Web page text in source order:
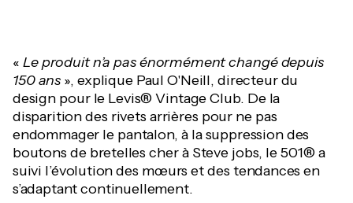
« Le produit n’a pas énormément changé depuis
150 ans », explique Paul O'Neill, directeur du
design pour le Levis® Vintage Club. De la
disparition des rivets arrières pour ne pas
endommager le pantalon, à la suppression des
boutons de bretelles cher à Steve jobs, le 501® a
suivi l’évolution des mœurs et des tendances en
s’adaptant continuellement.